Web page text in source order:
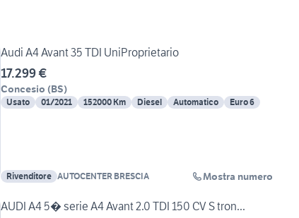
Audi A4 Avant 35 TDI UniProprietario
17.299 €
Concesio (BS)
Usato 01/2021 152000 Km Diesel Automatico Euro 6
Rivenditore AUTOCENTER BRESCIA Mostra numero
AUDI A4 5� serie A4 Avant 2.0 TDI 150 CV S tron...